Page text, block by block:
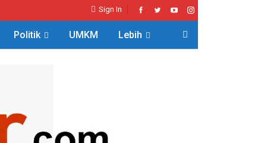
Sign In
Politik UMKM Lebih